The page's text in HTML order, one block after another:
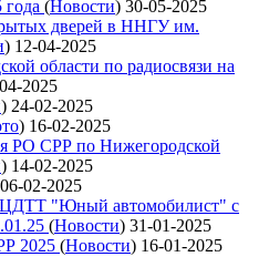
(Новости) 30-05-2025
дверей в ННГУ им.
) 12-04-2025
области по радиосвязи на
2025
) 24-02-2025
) 16-02-2025
РО СРР по Нижегородской
) 14-02-2025
06-02-2025
ЦДТТ "Юный автомобилист" с
(Новости) 31-01-2025
2025 (Новости) 16-01-2025